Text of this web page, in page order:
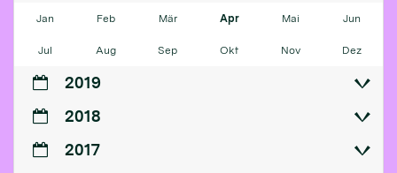
Jan Feb Mär Apr Mai Jun
Jul Aug Sep Okt Nov Dez
2019
2018
2017